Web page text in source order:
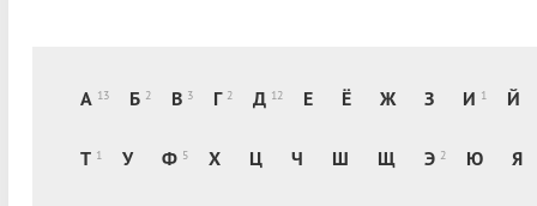
А 13 Б 2 В 3 Г 2 Д 12 Е Ё Ж З И 1 Й
Т 1 У Ф 5 Х Ц Ч Ш Щ Э 2 Ю Я